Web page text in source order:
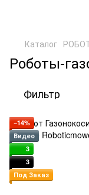
Каталог
Роботы-
Фильтр
−14%
Видео
3
3
Под Заказ